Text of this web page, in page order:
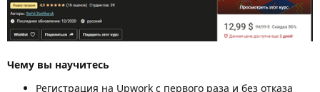
Чему вы научитесь
Регистрация на Upwork с первого раза и без отказа